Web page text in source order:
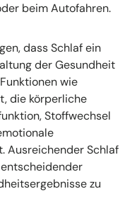
beim Autofahren.
dass Schlaf ein
der Gesundheit
wie
die körperliche
Stoffwechsel
Ausreichender Schlaf
zu